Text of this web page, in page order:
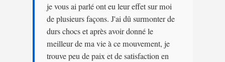
je vous ai parlé ont eu leur effet sur moi
de plusieurs façons. J'ai dû surmonter de
durs chocs et après avoir donné le
meilleur de ma vie à ce mouvement, je
trouve peu de paix et de satisfaction en